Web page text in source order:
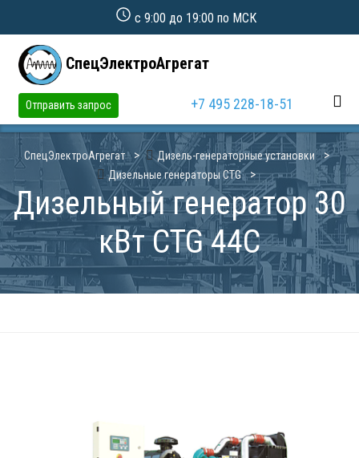
с 9:00 до 19:00 по МСК
СпецЭлектроАгрегат
Отправить запрос +7 495 228-18-51
СпецЭлектроАгрегат
Дизель-генераторные установки
Дизельные генераторы CTG
Дизельный генератор 30
кВт CTG 44C